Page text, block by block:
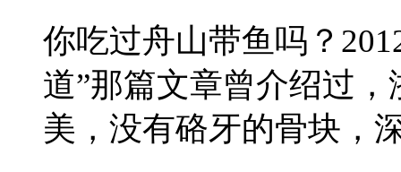
你吃过舟山带鱼吗？
道”那篇文章曾介绍过
美，没有硌牙的骨块